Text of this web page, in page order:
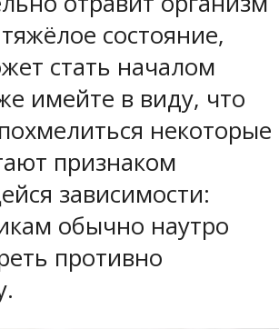
состояние,
стать началом
имейте в виду, что
некоторые
признаком
зависимости:
обычно наутро
противно